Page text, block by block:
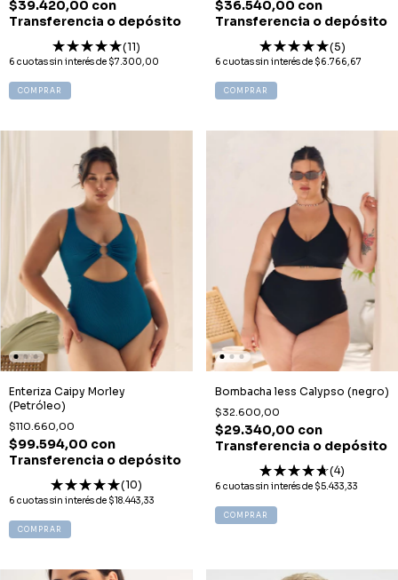
$39.420,00 con
Transferencia o depósito
(11)
6 cuotas sin interés de $7.300,00
COMPRAR
$36.540,00 con
Transferencia o depósito
(5)
6 cuotas sin interés de $6.766,67
COMPRAR
Enteriza Caipy Morley
(Petróleo)
$110.660,00
$99.594,00 con
Transferencia o depósito
(10)
6 cuotas sin interés de $18.443,33
COMPRAR
Bombacha less Calypso (negro)
$32.600,00
$29.340,00 con
Transferencia o depósito
(4)
6 cuotas sin interés de $5.433,33
COMPRAR